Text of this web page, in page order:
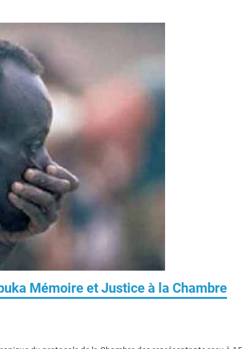
Mémoire et Justice à la Chambre